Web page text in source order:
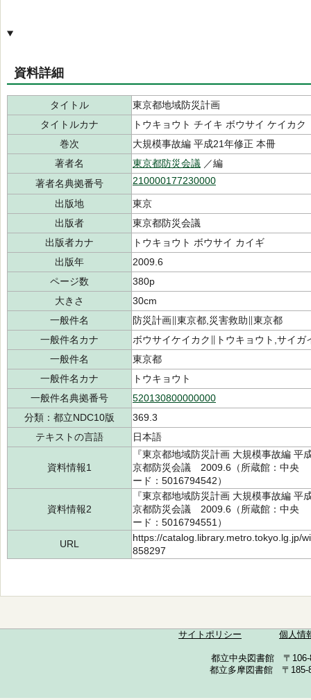
資料詳細
タイトル
東京都地域防災計画
タイトルカナ
トウキョウト チイキ ボウサイ ケイカク
巻次
大規模事故編 平成21年修正 本冊
著者名
東京都防災会議 ／編
著者名典拠番号
210000177230000
出版地
東京
出版者
東京都防災会議
出版者カナ
トウキョウト ボウサイ カイギ
出版年
2009.6
ページ数
380p
大きさ
30cm
一般件名
防災計画∥東京都,災害救助∥東京都
一般件名カナ
ボウサイケイカク∥トウキョウト,サイガ
一般件名
東京都
一般件名カナ
トウキョウト
一般件名典拠番号
520130800000000
分類：都立NDC10版
369.3
テキストの言語
日本語
資料情報1
『東京都地域防災計画 大規模事故編
京都防災会議 2009.6（所蔵館：中
ード：5016794542）
資料情報2
『東京都地域防災計画 大規模事故編
京都防災会議 2009.6（所蔵館：中
ード：5016794551）
URL
https://catalog.library.metro.tokyo.lg.jp/
858297
サイトポリシー 個人情
都立中央図書館 〒
都立多摩図書館 〒185-